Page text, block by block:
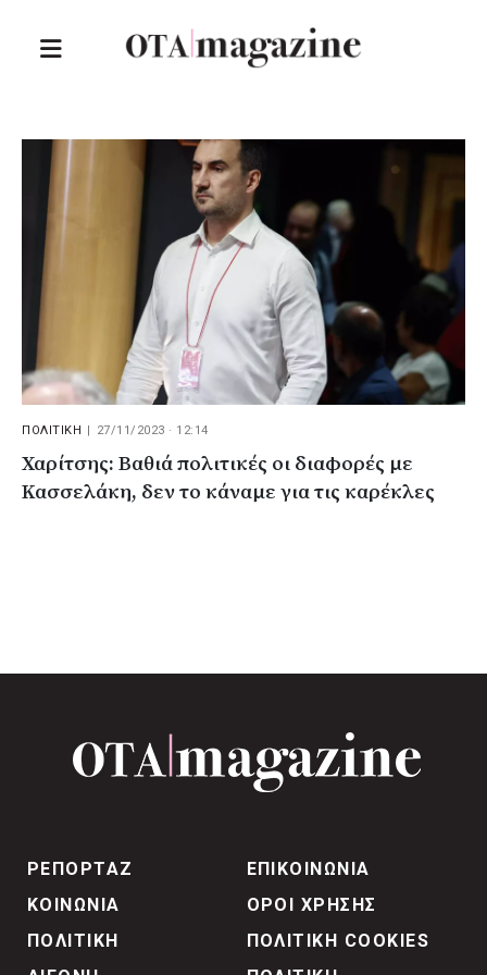
ΠΟΛΙΤΙΚΗ 27/11/2023 · 12:14
Χαρίτσης: Βαθιά πολιτικές οι διαφορές με
Κασσελάκη, δεν το κάναμε για τις καρέκλες
ΡΕΠΟΡΤΑΖ
ΚΟΙΝΩΝΙΑ
ΠΟΛΙΤΙΚΗ
ΕΠΙΚΟΙΝΩΝΙΑ
ΟΡΟΙ ΧΡΗΣΗΣ
ΠΟΛΙΤΙΚΗ COOKIES